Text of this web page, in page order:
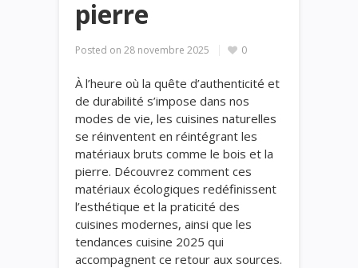
pierre
Posted on 28 novembre 2025 0
À l’heure où la quête d’authenticité et
de durabilité s’impose dans nos
modes de vie, les cuisines naturelles
se réinventent en réintégrant les
matériaux bruts comme le bois et la
pierre. Découvrez comment ces
matériaux écologiques redéfinissent
l’esthétique et la praticité des
cuisines modernes, ainsi que les
tendances cuisine 2025 qui
accompagnent ce retour aux sources.